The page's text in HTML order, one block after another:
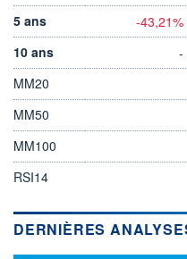
5 ans
-43,21%
10 ans
-
MM20
MM50
MM100
RSI14
DERNIÈRES